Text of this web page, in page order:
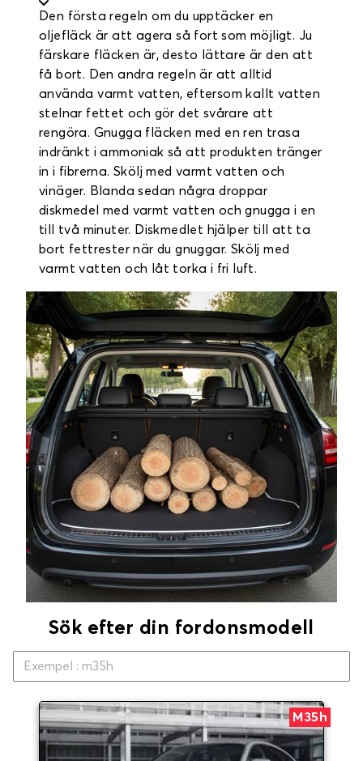
Den första regeln om du upptäcker en
oljefläck är att agera så fort som möjligt. Ju
färskare fläcken är, desto lättare är den att
få bort. Den andra regeln är att alltid
använda varmt vatten, eftersom kallt vatten
stelnar fettet och gör det svårare att
rengöra. Gnugga fläcken med en ren trasa
indränkt i ammoniak så att produkten tränger
in i fibrerna. Skölj med varmt vatten och
vinäger. Blanda sedan några droppar
diskmedel med varmt vatten och gnugga i en
till två minuter. Diskmedlet hjälper till att ta
bort fettrester när du gnuggar. Skölj med
varmt vatten och låt torka i fri luft.
Sök efter din fordonsmodell
M35h